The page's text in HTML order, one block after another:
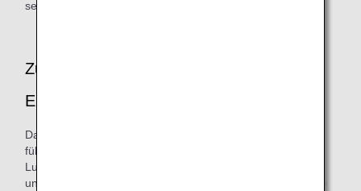
selbstständigen Abflug geeignet sind.
Zur weiteren Reduzierung der CO2-
Emissionen.
Da die Verkürzung der Fahrzeit zu einer CO2-Reduzierung
führt, werden wir weiterhin mit der japanischen
Luftfahrtbehörde zusammenarbeiten, um Vorfelder zu
untersuchen und zu koordinieren, bei denen selbstständige